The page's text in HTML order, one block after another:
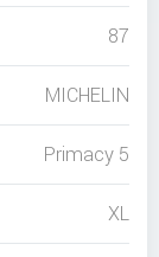
87
MICHELIN
Primacy 5
XL